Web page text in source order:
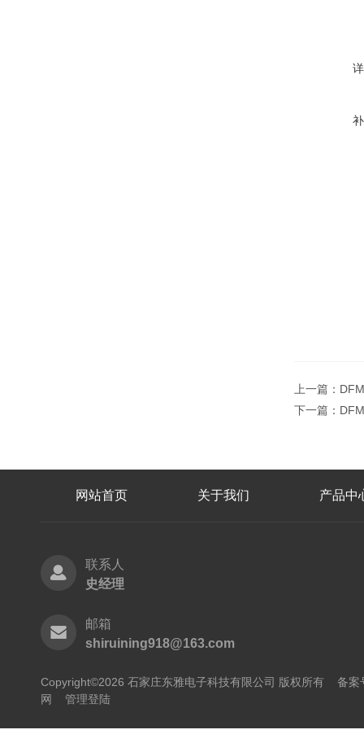
上一篇：
下一篇：
网站首页 关于我们 产品中
联系人
史经理
邮箱
shiruining918@163.com
Copyright©2026 石家庄东雅电子科技有限公司 版权所有 备案
网
管理登陆